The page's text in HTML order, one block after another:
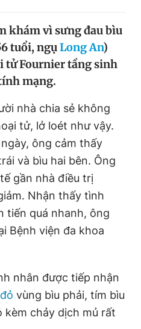
Magazine
Bạn cần biết
Liên hệ quảng cáo
khám vì sưng đau bìu
tuổi, ngụLong An)
tử Fournier tầng sinh
mạng.
nhà chia sẻ không
tử, lở loét như vậy.
ông cảm thấy
và bìu hai bên. Ông
gần nhà điều trị
Nhận thấy tình
tiến quá nhanh, ông
Bệnh viện đa khoa
nhân được tiếp nhận
vùng bìu phải, tím bìu
kèm chảy dịch mủ rất